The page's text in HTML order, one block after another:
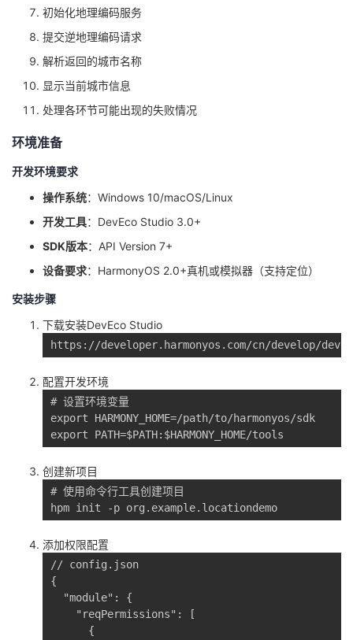
初始化地理编码服务
提交逆地理编码请求
解析返回的城市名称
显示当前城市信息
处理各环节可能出现的失败情况
环境准备
开发环境要求
操作系统：Windows 10/macOS/Linux
开发工具：DevEco Studio 3.0+
SDK版本：API Version 7+
设备要求：HarmonyOS 2.0+真机或模拟器（支持定位）
安装步骤
下载安装DevEco Studio
https://developer.harmonyos.com/cn/develop/
配置开发环境
# 设置环境变量
export HARMONY_HOME=/path/to/harmonyos/sdk
export PATH=$PATH:$HARMONY_HOME/tools
创建新项目
# 使用命令行工具创建项目
hpm init -p org.example.locationdemo
添加权限配置
// config.json
{
  "module": {
    "reqPermissions": [
      {